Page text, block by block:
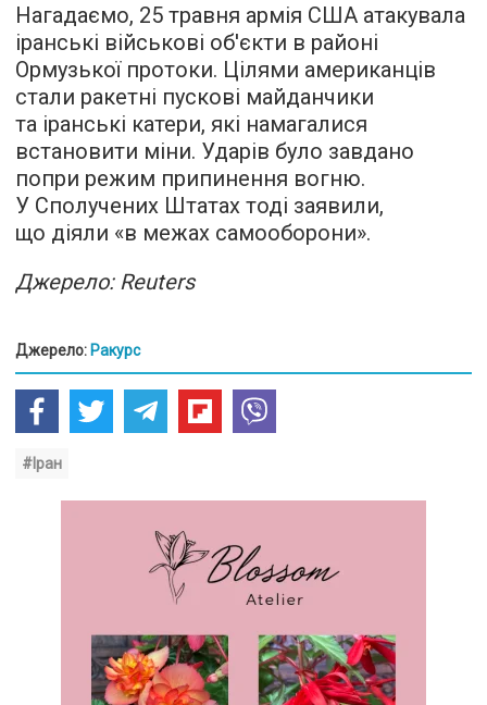
Нагадаємо, 25 травня армія США атакувала
іранські військові об'єкти в районі
Ормузької протоки. Цілями американців
стали ракетні пускові майданчики
та іранські катери, які намагалися
встановити міни. Ударів було завдано
попри режим припинення вогню.
У Сполучених Штатах тоді заявили,
що діяли «в межах самооборони».
Джерело: Reuters
Джерело: Ракурс
#Іран